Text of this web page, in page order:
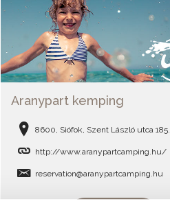
Aranypart kemping
8600, Siófok, Szent László utca 185.
http://www.aranypartcamping.hu/
reservation@aranypartcamping.hu